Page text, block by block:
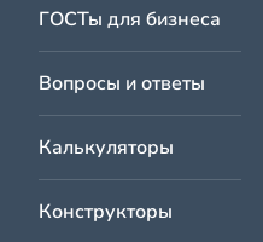
ГОСТы для бизнеса
Вопросы и ответы
Калькуляторы
Конструкторы